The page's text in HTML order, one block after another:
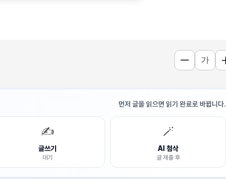
가
먼저 글을 읽으면 읽기 완료로 바뀝니다.
✍️
글쓰기
대기
🪄
AI 첨삭
글 제출 후